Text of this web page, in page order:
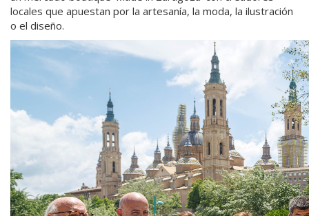
locales que apuestan por la artesanía, la moda, la ilustración
o el diseño.